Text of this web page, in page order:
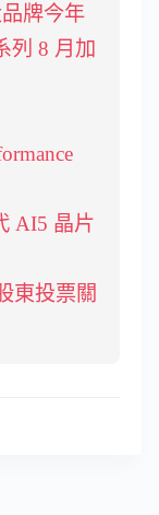
牌今年
列 8 月加
AI5 晶片
東投票關